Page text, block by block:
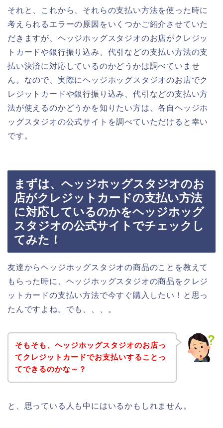
それと、これから、それらの支払い方法を使った時に
考えられるエラーの原因をいくつかご紹介させていた
だきますが、ヘッジホッグスタジオのお店がクレジッ
トカードや銀行振り込み、代引などの支払い方法の支
払い決済に対応しているのかどうかは調べていませ
ん。なので、実際にヘッジホッグスタジオのお店でク
レジットカードや銀行振り込み、代引などの支払い方
法が使えるのかどうかを知りたい方は、各自ヘッジホ
ッグスタジオの公式サイトを調べていただけると幸い
です。
まずは、ヘッジホッグスタジオのお
店がクレジットカードの支払い方法
に対応しているのかをヘッジホッグ
スタジオの公式サイトでチェックし
てみた！
友達からヘッジホッグスタジオの商品のことを教えて
もらった時に、ヘッジホッグスタジオの商品をクレジ
ットカードの支払い方法で今すぐ購入したい！と思っ
たんですよね。でも、、、。
そもそも、ヘッジホッグスタジオのお店っ
てクレジットカードでお支払いすることっ
てできるのかな～？
と、思っている人も中にはいるかもしれません。